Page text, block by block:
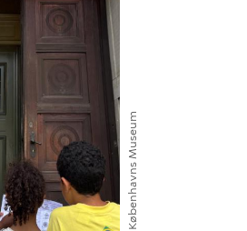
Københavns Museum